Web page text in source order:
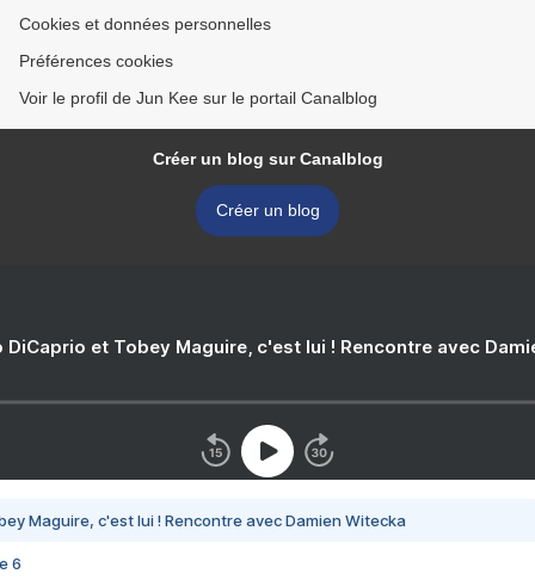
Cookies et données personnelles
Préférences cookies
Voir le profil de Jun Kee sur le portail Canalblog
Créer un blog sur Canalblog
Créer un blog
DiCaprio et Tobey Maguire, c'est lui ! Rencontre avec
Maguire, c'est lui ! Rencontre avec Damien Witecka
6